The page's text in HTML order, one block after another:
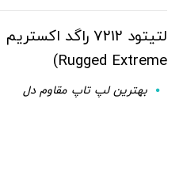
Rugged Extreme)
بهترین لپ تاپ مقاوم دل